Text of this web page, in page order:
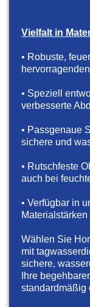
Vielfalt in
• Robuste,
• Speziell
verbesserte
• Passgenaue
sichere und
• Rutschfeste
auch bei
• Verfügbar in
Materialstärken
Wählen Sie
mit
sichere,
Ihre
standardmäßig